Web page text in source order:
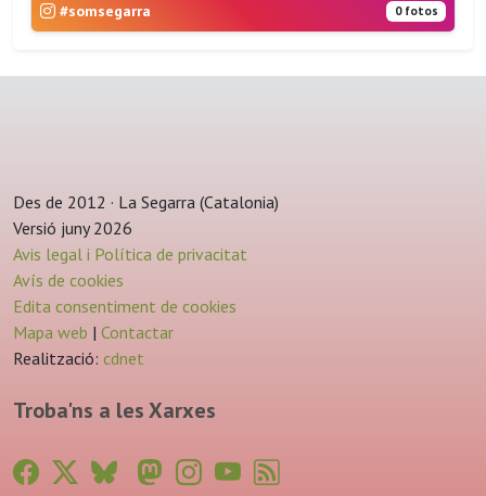
#somsegarra 0 fotos
Des de 2012 · La Segarra (Catalonia)
Versió juny 2026
Avis legal i Política de privacitat
Avís de cookies
Edita consentiment de cookies
Mapa web | Contactar
Realització: cdnet
Troba'ns a les Xarxes